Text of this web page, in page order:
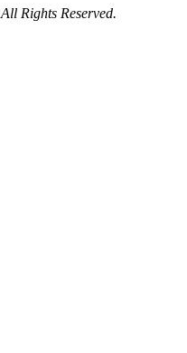
Rights Reserved.